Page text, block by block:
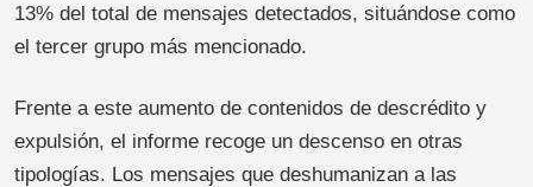
13% del total de mensajes detectados, situándose como
el tercer grupo más mencionado.
Frente a este aumento de contenidos de descrédito y
expulsión, el informe recoge un descenso en otras
tipologías. Los mensajes que deshumanizan a las